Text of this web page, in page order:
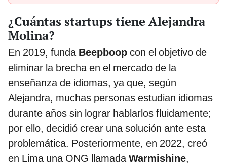
¿Cuántas startups tiene Alejandra
Molina?
En 2019, funda Beepboop con el objetivo de
eliminar la brecha en el mercado de la
enseñanza de idiomas, ya que, según
Alejandra, muchas personas estudian idiomas
durante años sin lograr hablarlos fluidamente;
por ello, decidió crear una solución ante esta
problemática. Posteriormente, en 2022, creó
en Lima una ONG llamadaWarmishine,